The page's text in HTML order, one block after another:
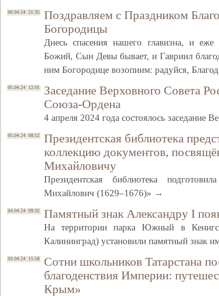
06.04.24 21:35
Поздравляем с Праздником
Богородицы
Днесь спасения нашего главизна, и
Божий, Сын Девы бывает, и Гавриил
ним Богородице возопиим: радуйся,
05.04.24 12:01
Заседание Верховного Совета
Союза-Ордена
4 апреля 2024 года состоялось
05.04.24 08:52
Президентская библиотека
коллекцию документов,
Михайловичу
Президентская библиотека
Михайлович (1629–1676)» →
04.04.24 09:32 Памятный знак Александру I
На территории парка Южный в
Калининград) установили памятный знак
03.04.24 15:58
Сотни школьников Татарстана
благоденствия Империи:
Крым»